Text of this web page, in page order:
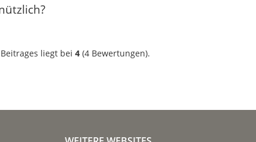
liegt bei 4 (4 Bewertungen).